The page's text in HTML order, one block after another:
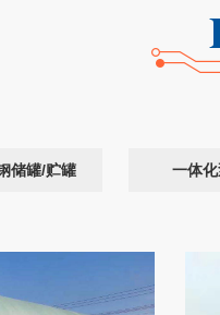
储罐/贮罐 一体